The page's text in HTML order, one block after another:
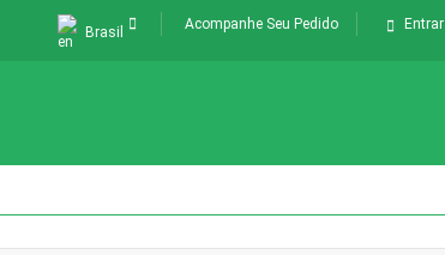
Brasil Acompanhe Seu Pedido Entrar